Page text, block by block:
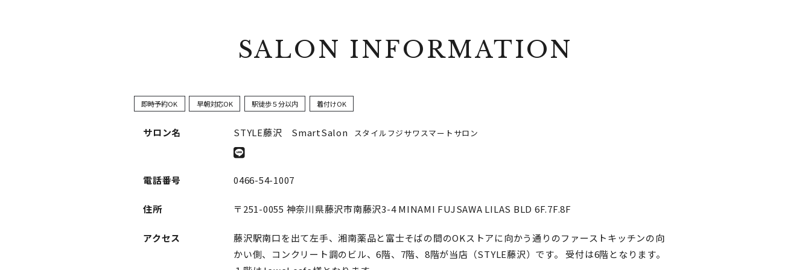
SALON INFORMATION
即時予約OK 早朝対応OK 駅徒歩５分以内 着付けOK
サロン名 STYLE藤沢 SmartSalon スタイルフジサワスマートサロン
電話番号 0466-54-1007
住所 〒251-0055 神奈川県藤沢市南藤沢3-4 MINAMI FUJSAWA LILAS BLD 6F.7F.8F
アクセス
藤沢駅南口を出て左手、湘南薬品と富士そばの間のOKストアに向かう通りのファーストキッチンの向
かい側、コンクリート調のビル、6階、7階、8階が当店（STYLE藤沢）です。 受付は6階となります。